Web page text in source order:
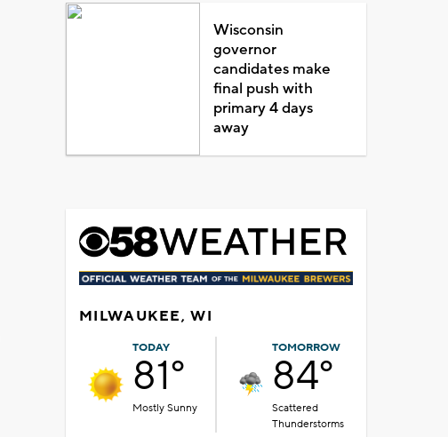
Wisconsin
governor
candidates make
final push with
primary 4 days
away
MILWAUKEE, WI
TODAY
81°
Mostly Sunny
TOMORROW
84°
Scattered
Thunderstorms